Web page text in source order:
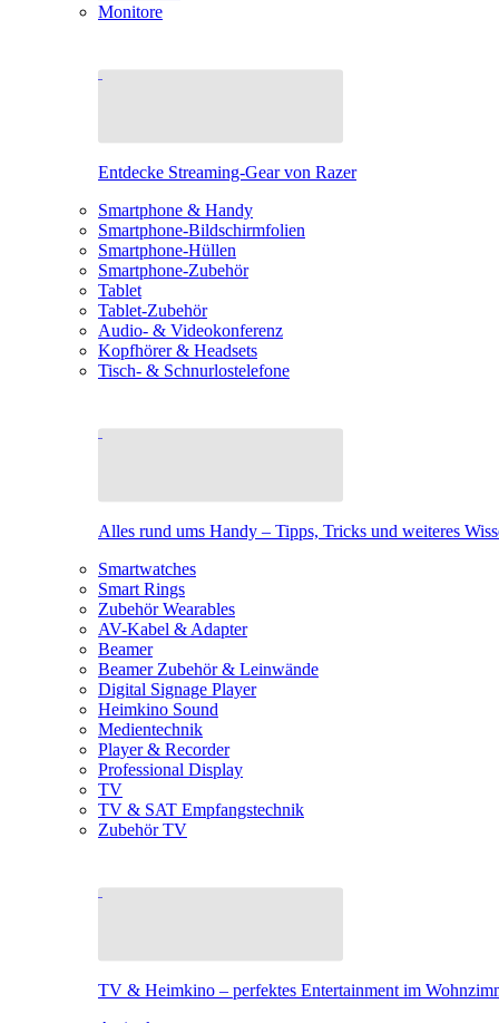
Monitore
Entdecke Streaming-Gear von Razer
Smartphone & Handy
Smartphone-Bildschirmfolien
Smartphone-Hüllen
Smartphone-Zubehör
Tablet
Tablet-Zubehör
Audio- & Videokonferenz
Kopfhörer & Headsets
Tisch- & Schnurlostelefone
Alles rund ums Handy – Tipps, Tricks und weiteres
Smartwatches
Smart Rings
Zubehör Wearables
AV-Kabel & Adapter
Beamer
Beamer Zubehör & Leinwände
Digital Signage Player
Heimkino Sound
Medientechnik
Player & Recorder
Professional Display
TV
TV & SAT Empfangstechnik
Zubehör TV
TV & Heimkino – perfektes Entertainment im